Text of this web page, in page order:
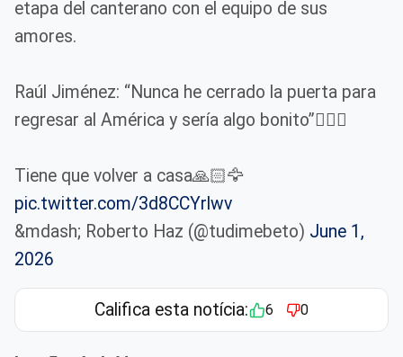
etapa del canterano con el equipo de sus
amores.
Raúl Jiménez: “Nunca he cerrado la puerta para
regresar al América y sería algo bonito”😮‍💨💛
Tiene que volver a casa🙏🏻🦅
pic.twitter.com/3d8CCYrlwv
&mdash; Roberto Haz (@tudimebeto) June 1,
2026
Califica esta notícia: 6 0